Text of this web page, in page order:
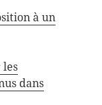
à un
les
dans